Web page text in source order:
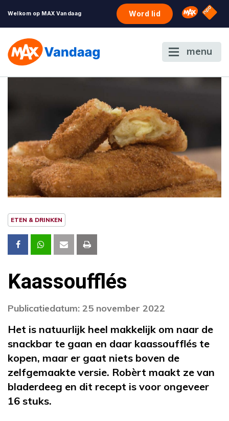
Welkom op MAX Vandaag Word lid Omroep
NPO
menu
ETEN & DRINKEN
Kaassoufflés
Publicatiedatum: 25 november 2022
Het is natuurlijk heel makkelijk om naar de
snackbar te gaan en daar kaassoufflés te
kopen, maar er gaat niets boven de
zelfgemaakte versie. Robèrt maakt ze van
bladerdeeg en dit recept is voor ongeveer
16 stuks.